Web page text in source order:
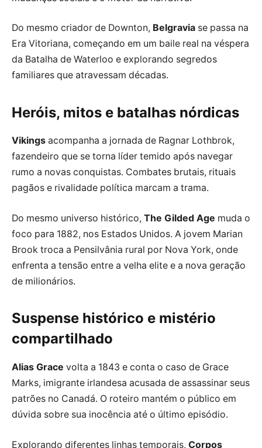
Do mesmo criador de Downton, Belgravia se passa na
Era Vitoriana, começando em um baile real na véspera
da Batalha de Waterloo e explorando segredos
familiares que atravessam décadas.
Heróis, mitos e batalhas nórdicas
Vikings acompanha a jornada de Ragnar Lothbrok,
fazendeiro que se torna líder temido após navegar
rumo a novas conquistas. Combates brutais, rituais
pagãos e rivalidade política marcam a trama.
Do mesmo universo histórico, The Gilded Age muda o
foco para 1882, nos Estados Unidos. A jovem Marian
Brook troca a Pensilvânia rural por Nova York, onde
enfrenta a tensão entre a velha elite e a nova geração
de milionários.
Suspense histórico e mistério
compartilhado
Alias Grace volta a 1843 e conta o caso de Grace
Marks, imigrante irlandesa acusada de assassinar seus
patrões no Canadá. O roteiro mantém o público em
dúvida sobre sua inocência até o último episódio.
Explorando diferentes linhas temporais, Corpos